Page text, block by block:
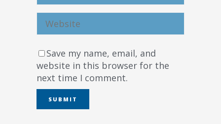
Save my name, email, and
website in this browser for the
next time I comment.